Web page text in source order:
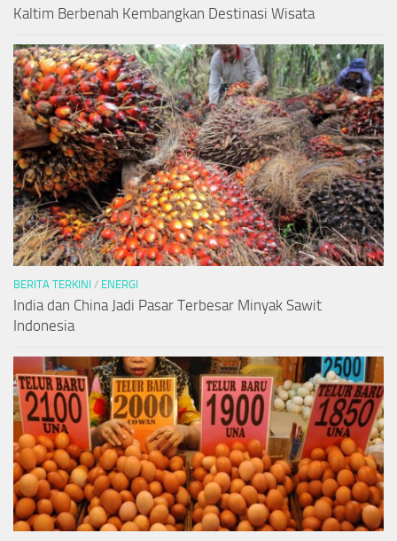
Kaltim Berbenah Kembangkan Destinasi Wisata
BERITA TERKINI / ENERGI
India dan China Jadi Pasar Terbesar Minyak Sawit
Indonesia